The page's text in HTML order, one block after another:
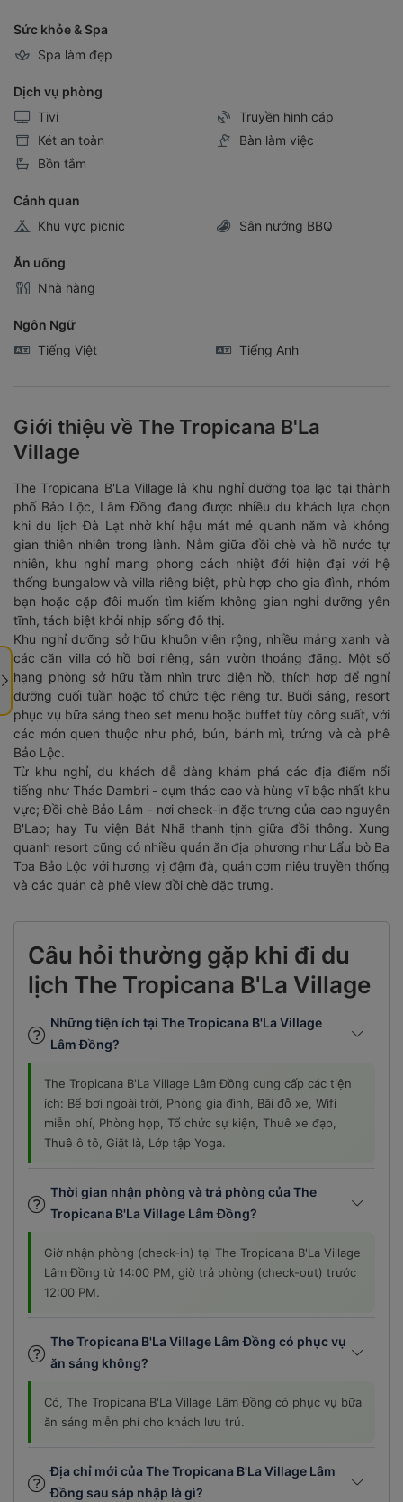
Sức khỏe & Spa
Spa làm đẹp
Dịch vụ phòng
Tivi
Truyền hình cáp
Két an toàn
Bàn làm việc
Bồn tắm
Cảnh quan
Khu vực picnic
Sân nướng BBQ
Ăn uống
Nhà hàng
Ngôn Ngữ
Tiếng Việt
Tiếng Anh
Giới thiệu về The Tropicana B'La
Village
The Tropicana B'La Village là khu nghỉ dưỡng tọa lạc tại thành
phố Bảo Lộc, Lâm Đồng đang được nhiều du khách lựa chọn
khi du lịch Đà Lạt nhờ khí hậu mát mẻ quanh năm và không
gian thiên nhiên trong lành. Nằm giữa đồi chè và hồ nước tự
nhiên, khu nghỉ mang phong cách nhiệt đới hiện đại với hệ
thống bungalow và villa riêng biệt, phù hợp cho gia đình, nhóm
bạn hoặc cặp đôi muốn tìm kiếm không gian nghỉ dưỡng yên
tĩnh, tách biệt khỏi nhịp sống đô thị.
Khu nghỉ dưỡng sở hữu khuôn viên rộng, nhiều mảng xanh và
các căn villa có hồ bơi riêng, sân vườn thoáng đãng. Một số
hạng phòng sở hữu tầm nhìn trực diện hồ, thích hợp để nghỉ
dưỡng cuối tuần hoặc tổ chức tiệc riêng tư. Buổi sáng, resort
phục vụ bữa sáng theo set menu hoặc buffet tùy công suất, với
các món quen thuộc như phở, bún, bánh mì, trứng và cà phê
Bảo Lộc.
Từ khu nghỉ, du khách dễ dàng khám phá các địa điểm nổi
tiếng như Thác Dambri - cụm thác cao và hùng vĩ bậc nhất khu
vực; Đồi chè Bảo Lâm - nơi check-in đặc trưng của cao nguyên
B'Lao; hay Tu viện Bát Nhã thanh tịnh giữa đồi thông. Xung
quanh resort cũng có nhiều quán ăn địa phương như Lẩu bò Ba
Toa Bảo Lộc với hương vị đậm đà, quán cơm niêu truyền thống
và các quán cà phê view đồi chè đặc trưng.
Câu hỏi thường gặp khi đi du
lịch The Tropicana B'La Village
Những tiện ích tại The Tropicana B'La Village
Lâm Đồng?
The Tropicana B'La Village Lâm Đồng cung cấp các tiện
ích: Bể bơi ngoài trời, Phòng gia đình, Bãi đỗ xe, Wifi
miễn phí, Phòng họp, Tổ chức sự kiện, Thuê xe đạp,
Thuê ô tô, Giặt là, Lớp tập Yoga.
Thời gian nhận phòng và trả phòng của The
Tropicana B'La Village Lâm Đồng?
Giờ nhận phòng (check-in) tại The Tropicana B'La Village
Lâm Đồng từ 14:00 PM, giờ trả phòng (check-out) trước
12:00 PM.
The Tropicana B'La Village Lâm Đồng có phục vụ
ăn sáng không?
Có, The Tropicana B'La Village Lâm Đồng có phục vụ bữa
ăn sáng miễn phí cho khách lưu trú.
Địa chỉ mới của The Tropicana B'La Village Lâm
Đồng sau sáp nhập là gì?